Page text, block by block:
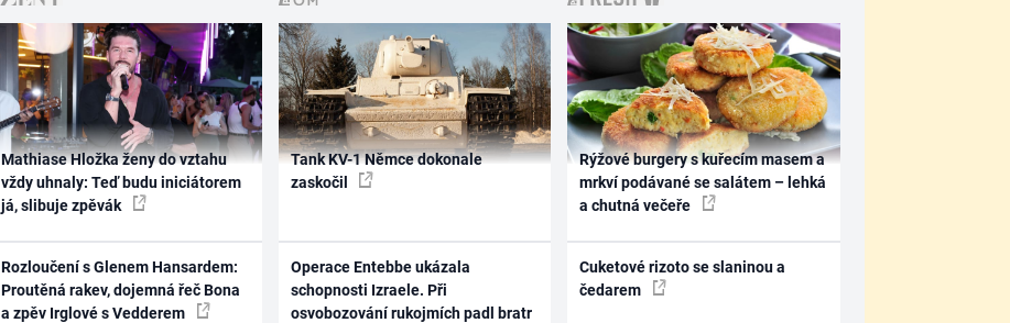
Mathiase Hložka ženy do vztahu
vždy uhnaly: Teď budu iniciátorem
já, slibuje zpěvák
Rozloučení s Glenem Hansardem:
Proutěná rakev, dojemná řeč Bona
a zpěv Irglové s Vedderem
Tank KV-1 Němce dokonale
zaskočil
Operace Entebbe ukázala
schopnosti Izraele. Při
osvobozování rukojmích padl bratr
Rýžové burgery s kuřecím masem a
mrkví podávané se salátem – lehká
a chutná večeře
Cuketové rizoto se slaninou a
čedarem